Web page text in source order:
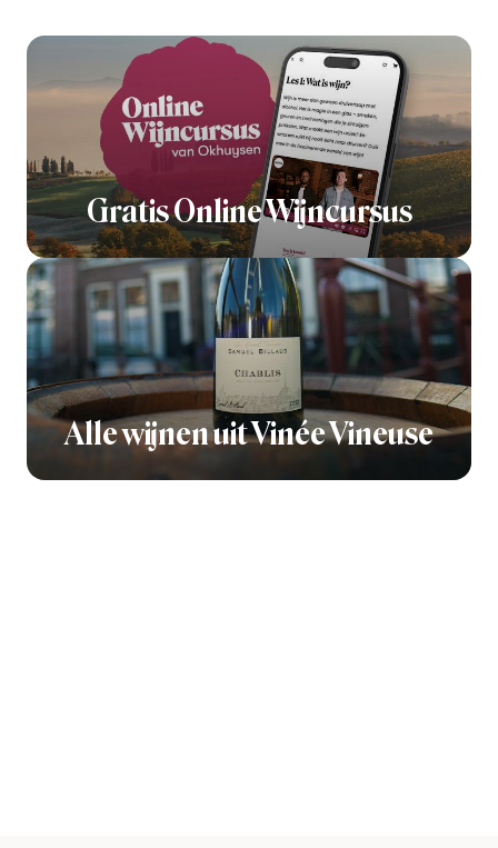
Gratis Online Wijncursus
Alle wijnen uit Vinée Vineuse